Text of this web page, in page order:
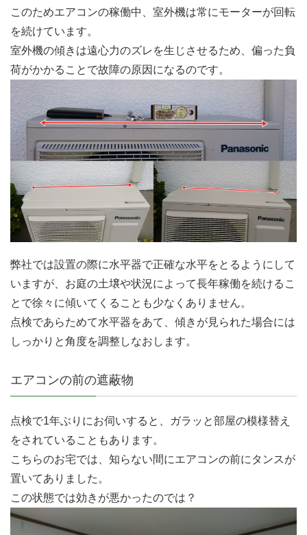
このためエアコンの稼働中、室外機は常にモーターが回転
を続けています。
室外機の傾きは遠心力のズレを生じさせるため、偏った負
荷がかかることで故障の原因になるのです。
弊社では設置の際に水平器で正確な水平をとるようにして
いますが、お庭の土壌や状況によって長年稼働を続けるこ
とで徐々に傾いてくることも少なくありません。
点検であらためて水平器をあて、傾きが見られた場合には
しっかりと角度を調整しなおします。
エアコンの前の遮蔽物
点検で1年ぶりにお伺いすると、ガラッと部屋の模様替え
をされていることもあります。
こちらのお宅では、知らない間にエアコンの前にタンスが
置いてありました。
この状態では効きが悪かったのでは？